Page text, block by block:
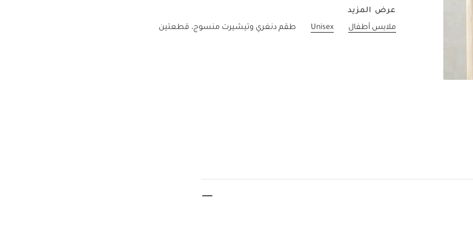
عرض المزيد
ملابس أطفال
Unisex طقم دنغري وتيشيرت منسوج، قطعتين